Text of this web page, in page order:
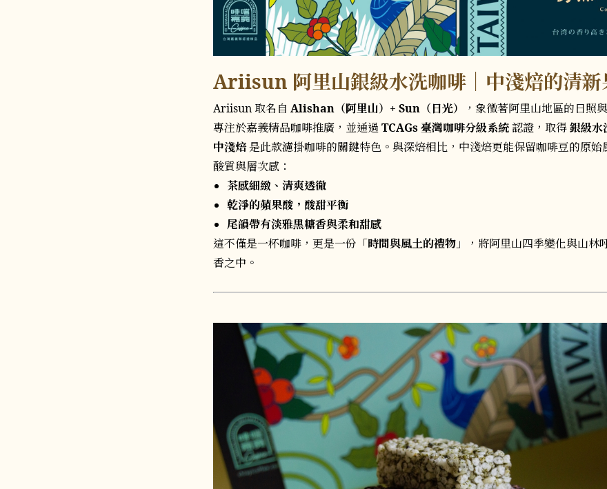
Ariisun 阿里山銀級水洗咖啡｜中淺焙的清新
Ariisun 取名自Alishan（阿里山）+ Sun（日光）
，象徵著阿里山地區的日照
專注於嘉義精品咖啡推廣，並通過TCAGs 臺灣咖啡分級系統認證，取得銀級水
中淺焙是此款濾掛咖啡的關鍵特色。與深焙相比，中淺焙更能保留咖啡豆的原始
酸質與層次感：
茶感細緻、清爽透徹
乾淨的蘋果酸，酸甜平衡
尾韻帶有淡雅黑糖香與柔和甜感
這不僅是一杯咖啡，更是一份「時間與風土的禮物 」，將阿里山四季變化與山林
香之中。